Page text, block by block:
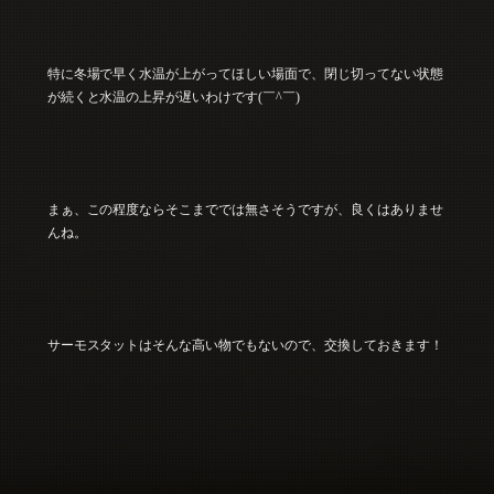
特に冬場で早く水温が上がってほしい場面で、閉じ切ってない状態
が続くと水温の上昇が遅いわけです(￣^￣)
まぁ、この程度ならそこまででは無さそうですが、良くはありませ
んね。
サーモスタットはそんな高い物でもないので、交換しておきます！